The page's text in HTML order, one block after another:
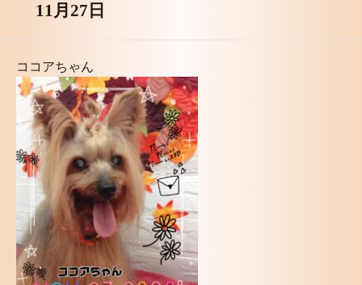
11月27日
ココアちゃん